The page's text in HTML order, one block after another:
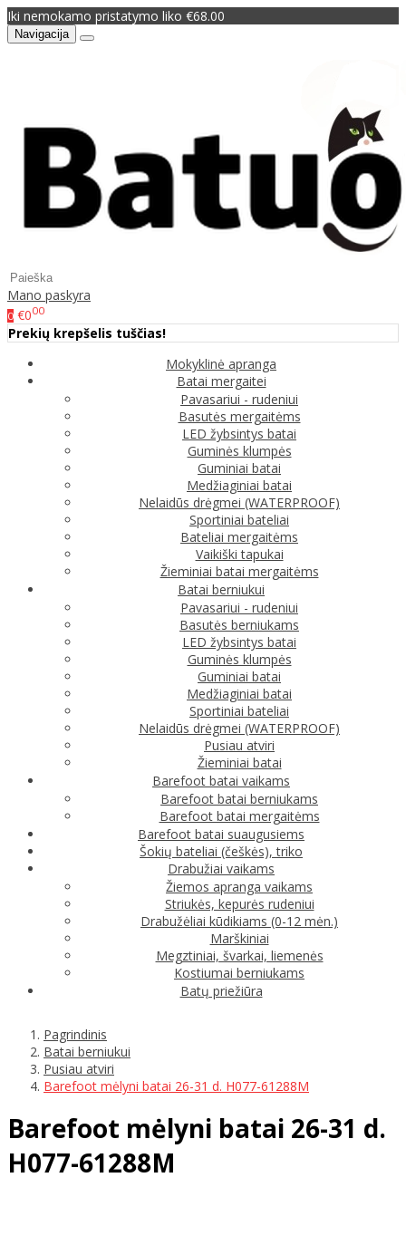
Iki nemokamo pristatymo liko €68.00
Navigacija
Mano paskyra
0 €000
Prekių krepšelis tuščias!
Mokyklinė apranga
Batai mergaitei
Pavasariui - rudeniui
Basutės mergaitėms
LED žybsintys batai
Guminės klumpės
Guminiai batai
Medžiaginiai batai
Nelaidūs drėgmei (WATERPROOF)
Sportiniai bateliai
Bateliai mergaitėms
Vaikiški tapukai
Žieminiai batai mergaitėms
Batai berniukui
Pavasariui - rudeniui
Basutės berniukams
LED žybsintys batai
Guminės klumpės
Guminiai batai
Medžiaginiai batai
Sportiniai bateliai
Nelaidūs drėgmei (WATERPROOF)
Pusiau atviri
Žieminiai batai
Barefoot batai vaikams
Barefoot batai berniukams
Barefoot batai mergaitėms
Barefoot batai suaugusiems
Šokių bateliai (češkės), triko
Drabužiai vaikams
Žiemos apranga vaikams
Striukės, kepurės rudeniui
Drabužėliai kūdikiams (0-12 mėn.)
Marškiniai
Megztiniai, švarkai, liemenės
Kostiumai berniukams
Batų priežiūra
Pagrindinis
Batai berniukui
Pusiau atviri
Barefoot mėlyni batai 26-31 d. H077-61288M
Barefoot mėlyni batai 26-31 d.
H077-61288M